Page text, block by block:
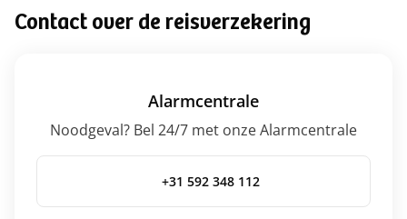
Contact over de reisverzekering
Alarmcentrale
Noodgeval? Bel 24/7 met onze Alarmcentrale
+31 592 348 112